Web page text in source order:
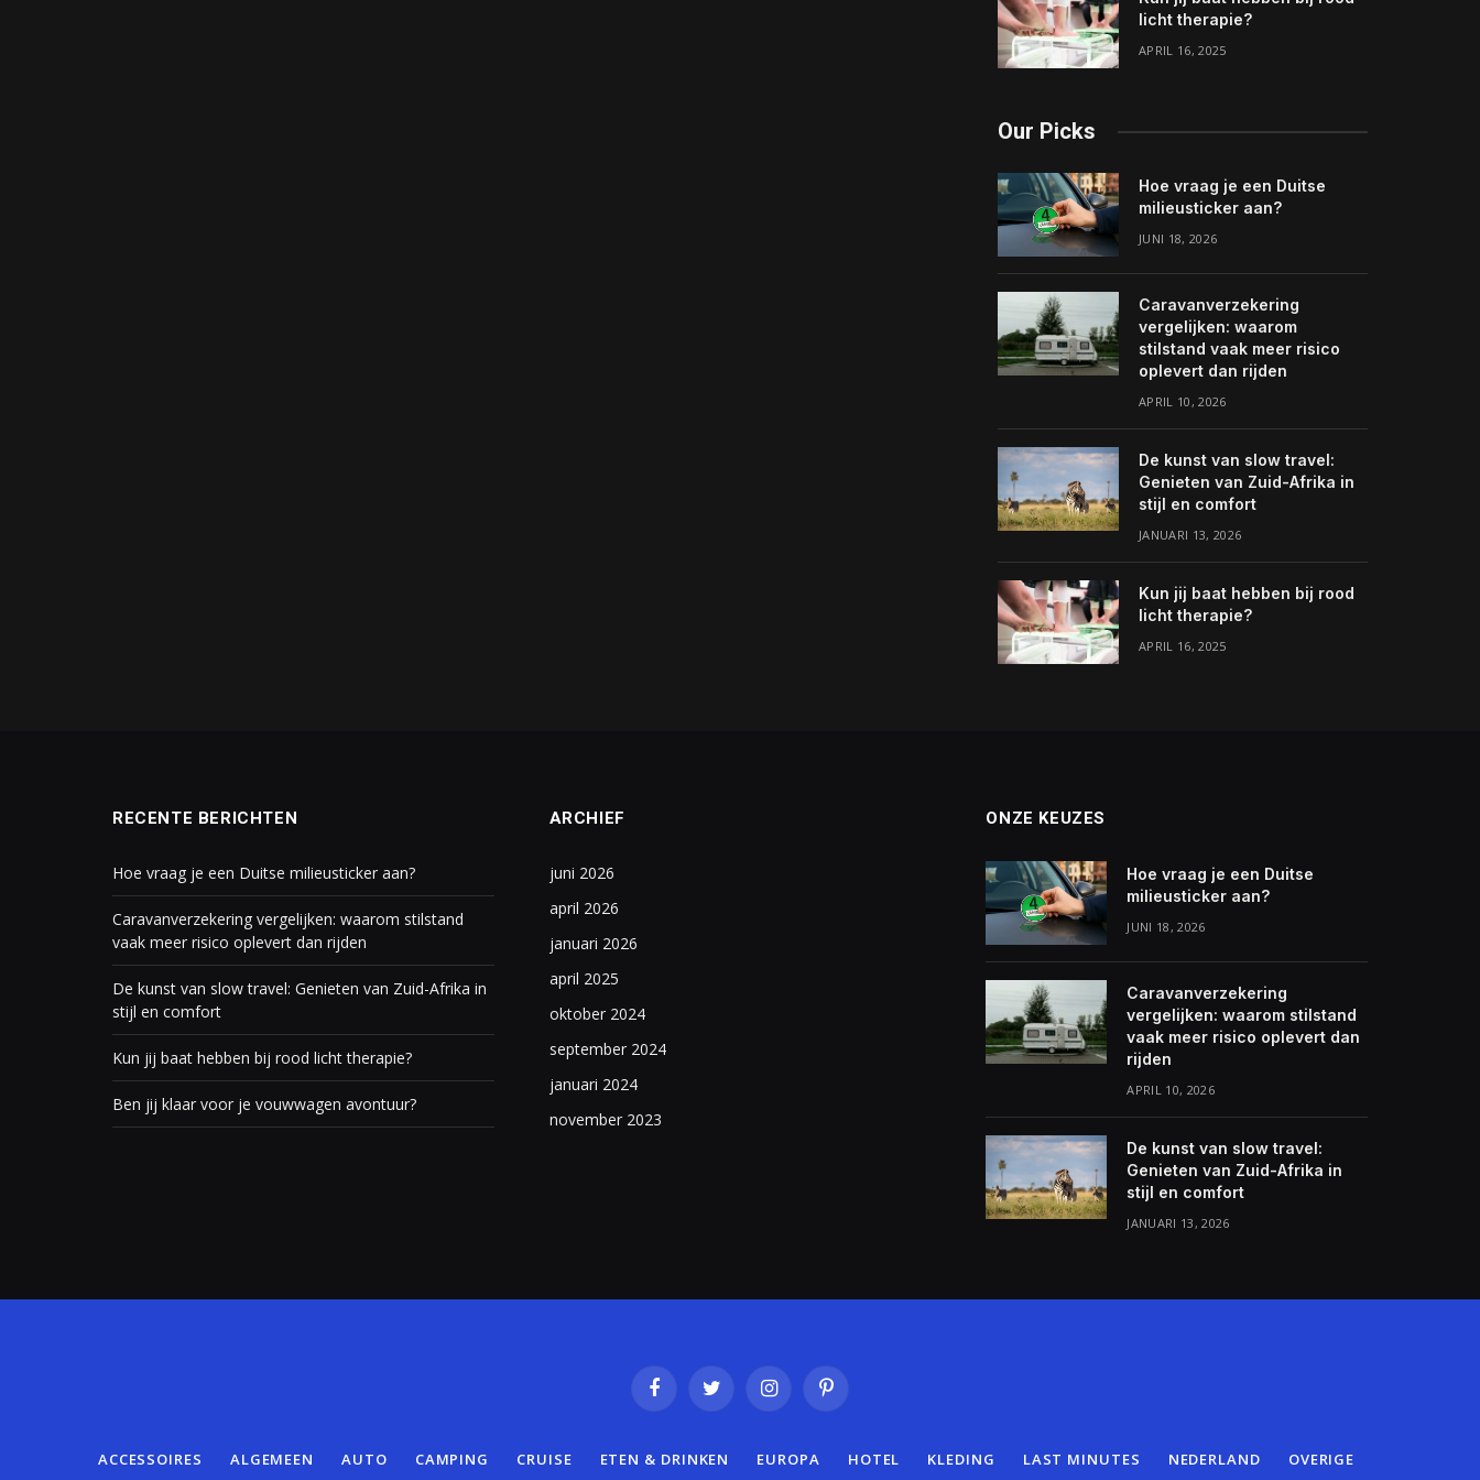
licht therapie?
APRIL 16, 2025
Our Picks
Hoe vraag je een Duitse
milieusticker aan?
JUNI 18, 2026
Caravanverzekering
vergelijken: waarom
stilstand vaak meer risico
oplevert dan rijden
APRIL 10, 2026
De kunst van slow travel:
Genieten van Zuid-Afrika in
stijl en comfort
JANUARI 13, 2026
Kun jij baat hebben bij rood
licht therapie?
APRIL 16, 2025
RECENTE BERICHTEN
Hoe vraag je een Duitse milieusticker aan?
Caravanverzekering vergelijken: waarom stilstand
vaak meer risico oplevert dan rijden
De kunst van slow travel: Genieten van Zuid-Afrika in
stijl en comfort
Kun jij baat hebben bij rood licht therapie?
Ben jij klaar voor je vouwwagen avontuur?
ARCHIEF
juni 2026
april 2026
januari 2026
april 2025
oktober 2024
september 2024
januari 2024
november 2023
ONZE KEUZES
Hoe vraag je een Duitse
milieusticker aan?
JUNI 18, 2026
Caravanverzekering
vergelijken: waarom stilstand
vaak meer risico oplevert dan
rijden
APRIL 10, 2026
De kunst van slow travel:
Genieten van Zuid-Afrika in
stijl en comfort
JANUARI 13, 2026
FacebookTwitter InstagramPinterest
ACCESSOIRES ALGEMEEN AUTO CAMPING CRUISE ETEN & DRINKEN EUROPA HOTEL KLEDING LAST MINUTES NEDERLAND OVERIGE